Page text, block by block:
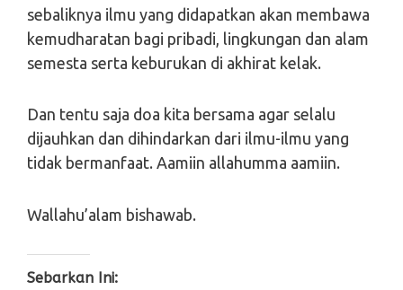
sebaliknya ilmu yang didapatkan akan membawa
kemudharatan bagi pribadi, lingkungan dan alam
semesta serta keburukan di akhirat kelak.
Dan tentu saja doa kita bersama agar selalu
dijauhkan dan dihindarkan dari ilmu-ilmu yang
tidak bermanfaat. Aamiin allahumma aamiin.
Wallahu’alam bishawab.
Sebarkan Ini: